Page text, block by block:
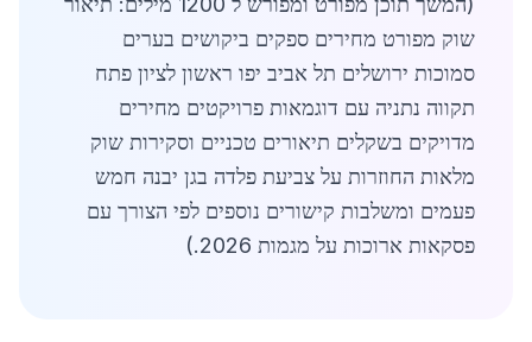
שוק מפורט מחירים ספקים ביקושים בערים
סמוכות ירושלים תל אביב יפו ראשון לציון פתח
תקווה נתניה עם דוגמאות פרויקטים מחירים
מדויקים בשקלים תיאורים טכניים וסקירות שוק
מלאות החוזרות על צביעת פלדה בגן יבנה חמש
פעמים ומשלבות קישורים נוספים לפי הצורך עם
פסקאות ארוכות על מגמות 2026.)